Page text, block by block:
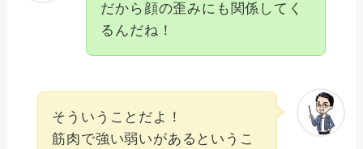
だから顔の歪みにも関係してく
るんだね！
そういうことだよ！
筋肉で強い弱いがあるというこ